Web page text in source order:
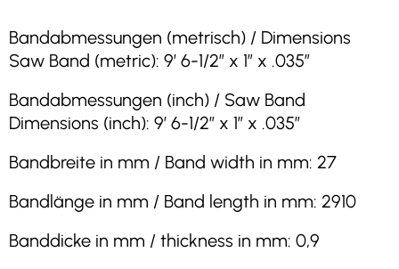
Bandabmessungen (metrisch) / Dimensions
Saw Band (metric): 9′ 6-1/2″ x 1″ x .035″
Bandabmessungen (inch) / Saw Band
Dimensions (inch): 9′ 6-1/2″ x 1″ x .035″
Bandbreite in mm / Band width in mm: 27
Bandlänge in mm / Band length in mm: 2910
Banddicke in mm / thickness in mm: 0,9